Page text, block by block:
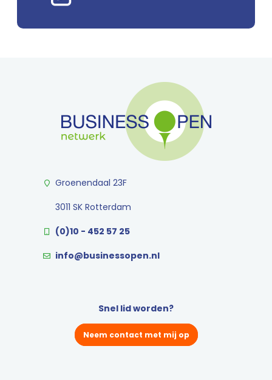
Groenendaal 23F
3011 SK Rotterdam
(0)10 - 452 57 25
info@businessopen.nl
Snel lid worden?
Neem contact met mij op